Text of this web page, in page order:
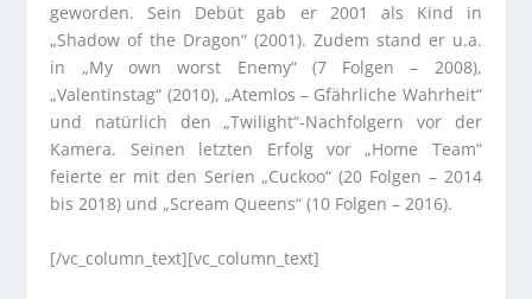
geworden. Sein Debüt gab er 2001 als Kind in
„Shadow of the Dragon“ (2001). Zudem stand er u.a.
in „My own worst Enemy“ (7 Folgen – 2008),
„Valentinstag“ (2010), „Atemlos – Gfährliche Wahrheit“
und natürlich den „Twilight“-Nachfolgern vor der
Kamera. Seinen letzten Erfolg vor „Home Team“
feierte er mit den Serien „Cuckoo“ (20 Folgen – 2014
bis 2018) und „Scream Queens“ (10 Folgen – 2016).
[/vc_column_text][vc_column_text]